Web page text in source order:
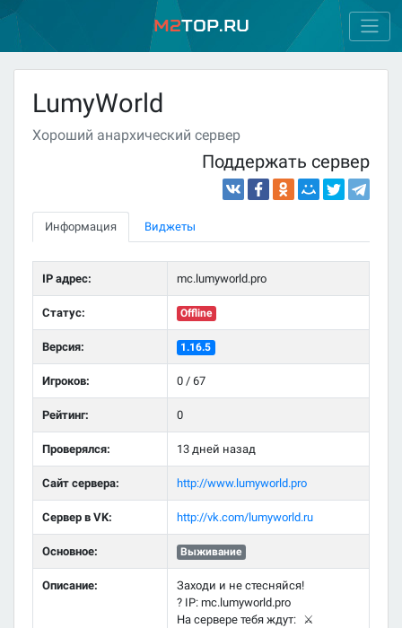
M2Top.ru
LumyWorld
Хороший анархический сервер
Поддержать сервер
Информация Виджеты
IP адрес: mc.lumyworld.pro
Статус: Offline
Версия: 1.16.5
Игроков: 0 / 67
Рейтинг: 0
Проверялся: 13 дней назад
Сайт сервера: http://www.lumyworld.pro
Сервер в VK: http://vk.com/lumyworld.ru
Основное: Выживание
Описание:
Заходи и не стесняйся!
? IP: mc.lumyworld.pro
На сервере тебя ждут: ⚔️